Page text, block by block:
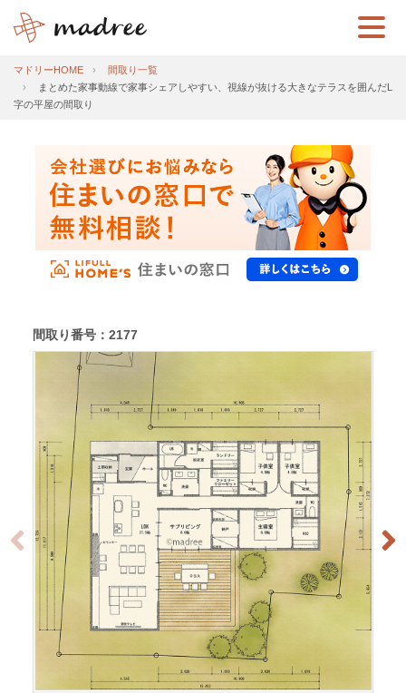
マドリーHOME
間取り一覧
まとめた家事動線で家事シェアしやすい、視線が抜ける大きなテラスを囲んだL
字の平屋の間取り
間取り番号：2177